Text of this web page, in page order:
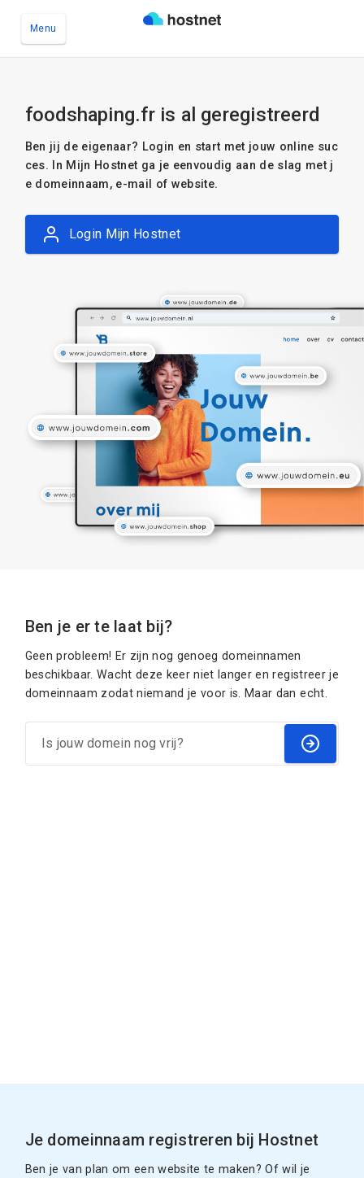
Menu
foodshaping.fr is al geregistreerd
Ben jij de eigenaar? Login en start met jouw online suc
ces. In Mijn Hostnet ga je eenvoudig aan de slag met j
e domeinnaam, e-mail of website.
Login Mijn Hostnet
Ben je er te laat bij?
Geen probleem! Er zijn nog genoeg domeinnamen
beschikbaar. Wacht deze keer niet langer en registreer je
domeinnaam zodat niemand je voor is. Maar dan echt.
Je domeinnaam registreren bij Hostnet
Ben je van plan om een website te maken? Of wil je